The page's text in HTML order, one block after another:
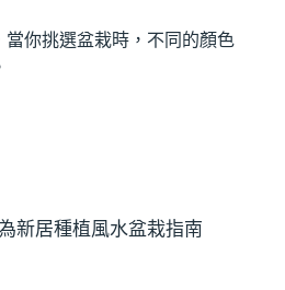
當你挑選盆栽時，不同的顏色
新居種植風水盆栽指南